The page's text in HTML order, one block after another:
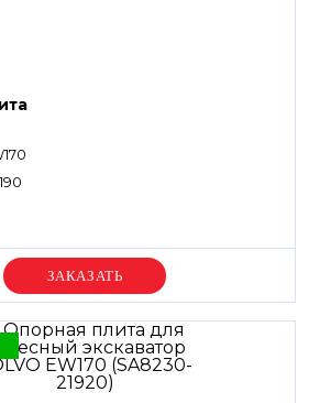
Уточняйте цену